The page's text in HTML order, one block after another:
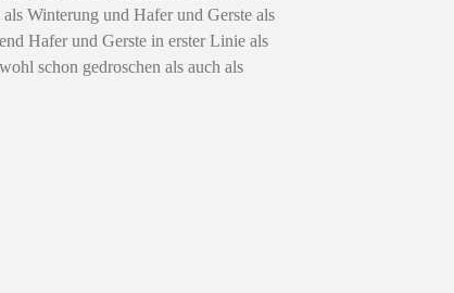
Winterung und Hafer und Gerste als
Hafer und Gerste in erster Linie als
schon gedroschen als auch als